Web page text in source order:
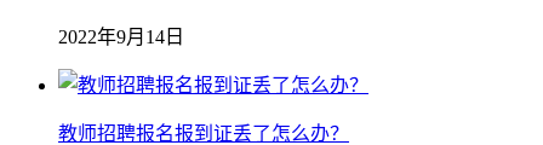
2022年9月14日
教师招聘报名报到证丢了怎么办？